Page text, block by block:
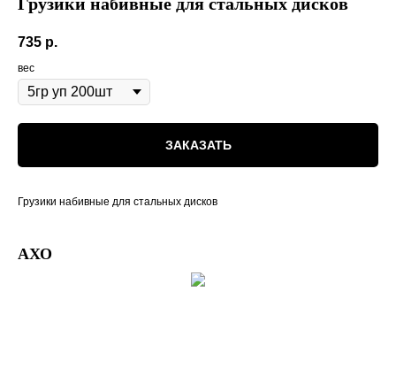
735 р.
вес
ЗАКАЗАТЬ
Грузики набивные для стальных дисков
АХО